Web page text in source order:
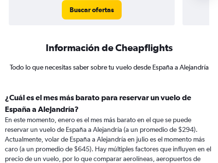
Buscar ofertas
Información de Cheapflights
Todo lo que necesitas saber sobre tu vuelo desde España a Alejandría
¿Cuál es el mes más barato para reservar un vuelo de
España a Alejandría?
En este momento, enero es el mes más barato en el que se puede
reservar un vuelo de España a Alejandría (a un promedio de $294).
Actualmente, volar de España a Alejandría en julio es el momento más
caro (a un promedio de $645). Hay múltiples factores que influyen en el
precio de un vuelo, por lo que comparar aerolíneas, aeropuertos de